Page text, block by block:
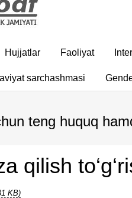
Hujjatlar Faoliyat
sarchashmasi
teng huquq
qilish
KB)